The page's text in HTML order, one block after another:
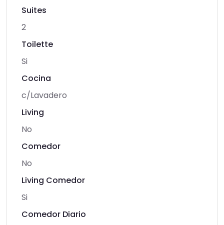
Suites
2
Toilette
Si
Cocina
c/Lavadero
Living
No
Comedor
No
Living Comedor
Si
Comedor Diario